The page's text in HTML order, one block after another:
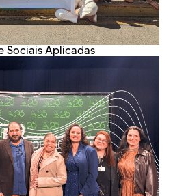
Sociais Aplicadas